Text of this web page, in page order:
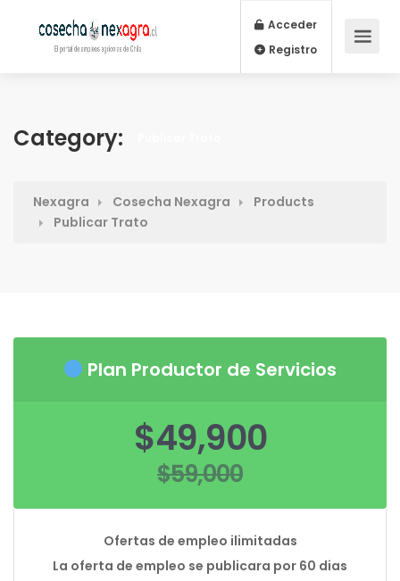
Acceder
Registro
Category:
Nexagra Cosecha Nexagra
Products
Publicar Trato
Plan Productor de Servicios
$59,000
El
precio
original
era:
$59,000.
$49,900
El
precio
actual
es:
$49,900.
Ofertas de empleo ilimitadas
La oferta de empleo se publicara por 60 dias